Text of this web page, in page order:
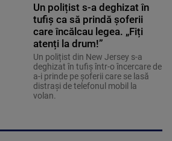
Un polițist s-a deghizat în
tufiș ca să prindă șoferii
care încălcau legea. „Fiți
atenți la drum!”
Un polițist din New Jersey s-a
deghizat în tufiș într-o încercare de
a-i prinde pe șoferii care se lasă
distrași de telefonul mobil la
volan.